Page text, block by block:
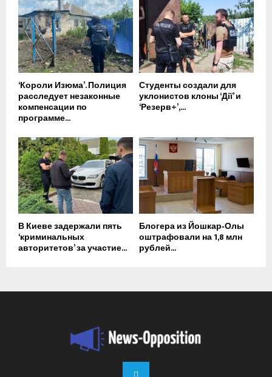
‘Короли Изюма’. Полиция
расследует незаконные
компенсации по
программе...
Студенты создали для
уклонистов клоны ‘Дії’ и
‘Резерв+’,...
В Киеве задержали пять
‘криминальных
авторитетов’ за участие...
Блогера из Йошкар‑Олы
оштрафовали на 1,8 млн
рублей...